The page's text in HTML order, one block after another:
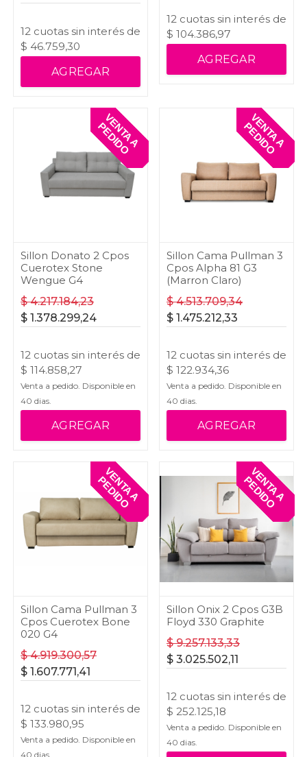
12 cuotas sin interés de
$ 46.759,30
AGREGAR
12 cuotas sin interés de
$ 104.386,97
AGREGAR
Sillon Donato 2 Cpos
Cuerotex Stone
Wengue G4
$4.217.184,23
$ 1.378.299,24
12 cuotas sin interés de
$ 114.858,27
Venta a pedido. Disponible en
40 dias.
AGREGAR
V
E
N
T
A
A
P
E
D
I
D
O
Sillon Cama Pullman 3
Cpos Alpha 81 G3
(Marron Claro)
$4.513.709,34
$ 1.475.212,33
12 cuotas sin interés de
$ 122.934,36
Venta a pedido. Disponible en
40 dias.
AGREGAR
V
E
N
T
A
A
P
E
D
I
D
O
Sillon Cama Pullman 3
Cpos Cuerotex Bone
020 G4
$4.919.300,57
$ 1.607.771,41
12 cuotas sin interés de
$ 133.980,95
Venta a pedido. Disponible en
40 dias.
V
E
N
T
A
A
P
E
D
I
D
O
Sillon Onix 2 Cpos G3B
Floyd 330 Graphite
$9.257.133,33
$ 3.025.502,11
12 cuotas sin interés de
$ 252.125,18
Venta a pedido. Disponible en
40 dias.
V
E
N
T
A
A
P
E
D
I
D
O